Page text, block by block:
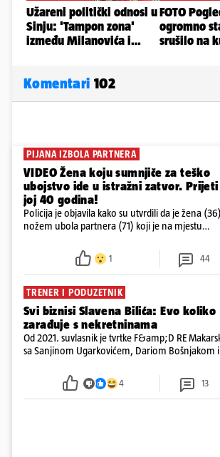
Komentari 102
PIJANA IZBOLA PARTNERA
VIDEO Žena koju sumnjiče za teško
ubojstvo ide u istražni zatvor. Prijeti
joj 40 godina!
Policija je objavila kako su utvrdili da je žena (36)
nožem ubola partnera (71) koji je na mjestu
ispitali i poslali u istražni zatvor
1 44
TRENER I PODUZETNIK
Svi biznisi Slavena Bilića: Evo koliko
zarađuje s nekretninama
Od 2021. suvlasnik je tvrtke F&amp;D RE
sa Sanjinom Ugarkovićem, Dariom Bošnjakom i
poslovanje nekretninama, a od osnutka nema
zaposlenih
4 13